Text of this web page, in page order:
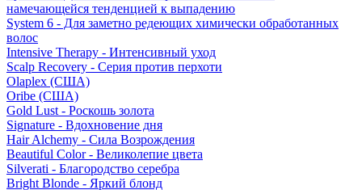
намечающейся тенденцией к выпадению
System 6 - Для заметно редеющих химически обработанных
волос
Intensive Therapy - Интенсивный уход
Scalp Recovery - Серия против перхоти
Olaplex (США)
Oribe (США)
Gold Lust - Роскошь золота
Signature - Вдохновение дня
Hair Alchemy - Сила Возрождения
Beautiful Color - Великолепие цвета
Silverati - Благородство серебра
Bright Blonde - Яркий блонд